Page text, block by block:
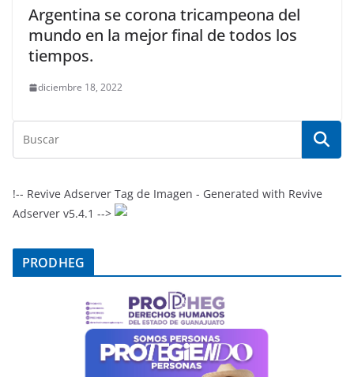
Argentina se corona tricampeona del
mundo en la mejor final de todos los
tiempos.
diciembre 18, 2022
!-- Revive Adserver Tag de Imagen - Generated with Revive
Adserver v5.4.1 -->
PRODHEG